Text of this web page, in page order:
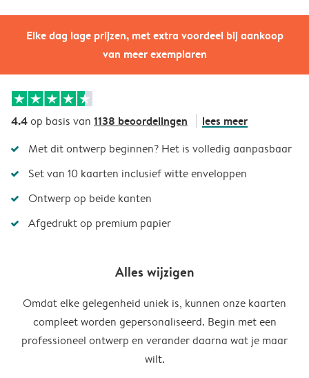
Elke dag lage prijzen, met extra voordeel bij aankoop
van meer exemplaren
4.4op basis van 1138 beoordelingen lees meer
Met dit ontwerp beginnen? Het is volledig aanpasbaar
Set van 10 kaarten inclusief witte enveloppen
Ontwerp op beide kanten
Afgedrukt op premium papier
Alles wijzigen
Omdat elke gelegenheid uniek is, kunnen onze kaarten
compleet worden gepersonaliseerd. Begin met een
professioneel ontwerp en verander daarna wat je maar
wilt.